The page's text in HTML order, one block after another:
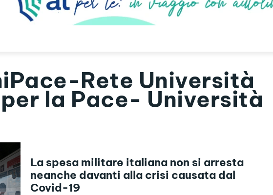
Rete Università
la Pace- Università
La spesa militare italiana non si arresta
neanche davanti alla crisi causata dal
Covid-19